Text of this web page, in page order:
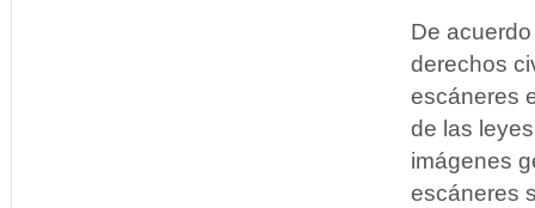
De
derechos
escáneres
de las
imágenes
escáneres